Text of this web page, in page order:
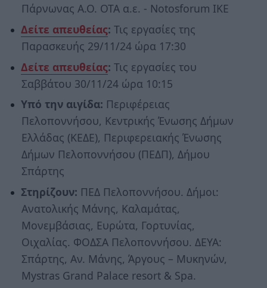
Πάρνωνας Α.Ο. ΟΤΑ α.ε. - Notosforum IKE
Δείτε απευθείας: Τις εργασίες της
Παρασκευής 29/11/24 ώρα 17:30
Δείτε απευθείας: Τις εργασίες του
Σαββάτου 30/11/24 ώρα 10:15
Υπό την αιγίδα: Περιφέρειας
Πελοποννήσου, Κεντρικής Ένωσης Δήμων
Ελλάδας (ΚΕΔΕ), Περιφερειακής Ένωσης
Δήμων Πελοποννήσου (ΠΕΔΠ), Δήμου
Σπάρτης
Στηρίζουν: ΠΕΔ Πελοποννήσου. Δήμοι:
Ανατολικής Μάνης, Καλαμάτας,
Μονεμβάσιας, Eυρώτα, Γορτυνίας,
Οιχαλίας. ΦΟΔΣΑ Πελοποννήσου. ΔΕΥΑ:
Σπάρτης, Αν. Μάνης, Άργους – Μυκηνών,
Mystras Grand Palace resort & Spa.